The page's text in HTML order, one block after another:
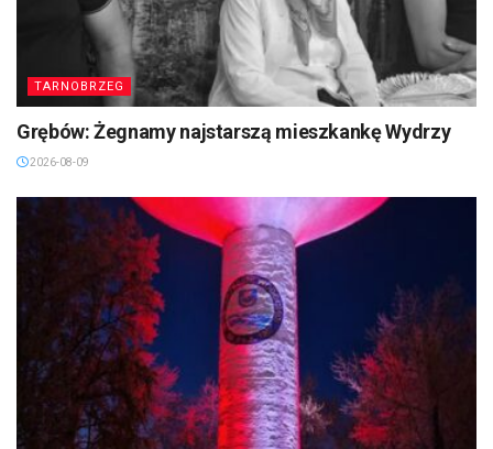
TARNOBRZEG
Grębów: Żegnamy najstarszą mieszkankę Wydrzy
2026-08-09